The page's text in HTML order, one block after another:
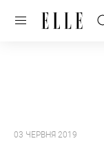
03 ЧЕРВНЯ 2019